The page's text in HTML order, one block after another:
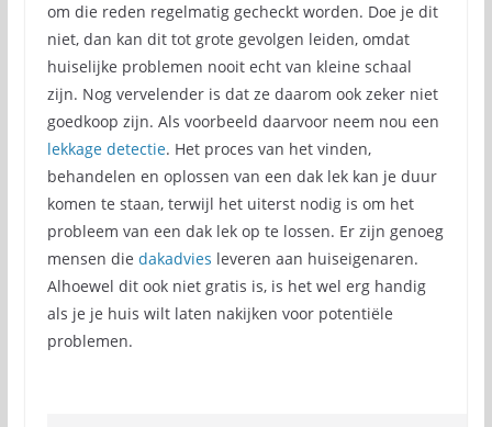
om die reden regelmatig gecheckt worden. Doe je dit
niet, dan kan dit tot grote gevolgen leiden, omdat
huiselijke problemen nooit echt van kleine schaal
zijn. Nog vervelender is dat ze daarom ook zeker niet
goedkoop zijn. Als voorbeeld daarvoor neem nou een
lekkage detectie. Het proces van het vinden,
behandelen en oplossen van een dak lek kan je duur
komen te staan, terwijl het uiterst nodig is om het
probleem van een dak lek op te lossen. Er zijn genoeg
mensen die dakadvies leveren aan huiseigenaren.
Alhoewel dit ook niet gratis is, is het wel erg handig
als je je huis wilt laten nakijken voor potentiële
problemen.